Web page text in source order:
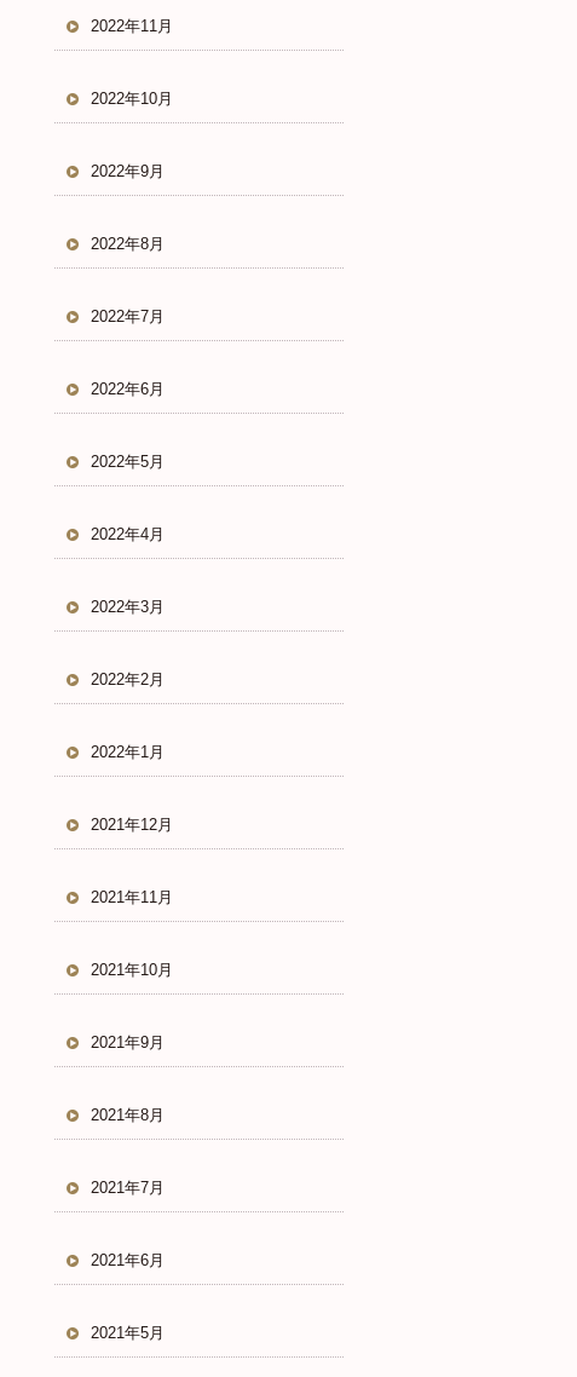
2022年11月
2022年10月
2022年9月
2022年8月
2022年7月
2022年6月
2022年5月
2022年4月
2022年3月
2022年2月
2022年1月
2021年12月
2021年11月
2021年10月
2021年9月
2021年8月
2021年7月
2021年6月
2021年5月